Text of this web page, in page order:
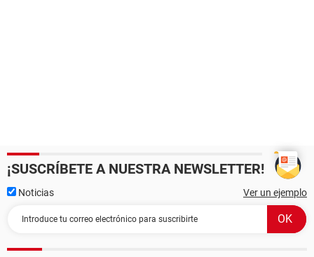
¡SUSCRÍBETE A NUESTRA NEWSLETTER!
Noticias Ver un ejemplo